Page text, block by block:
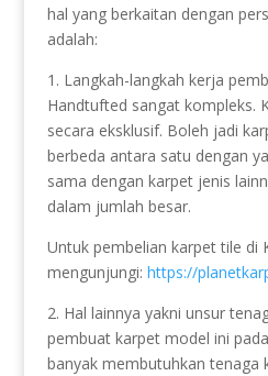
hal yang berkaitan dengan
adalah:
1. Langkah-langkah kerja
Handtufted sangat kompleks.
secara eksklusif. Boleh jadi
berbeda antara satu dengan
sama dengan karpet jenis
dalam jumlah besar.
Untuk pembelian karpet tile di
mengunjungi: https://
2. Hal lainnya yakni unsur
pembuat karpet model ini
banyak membutuhkan tenaga